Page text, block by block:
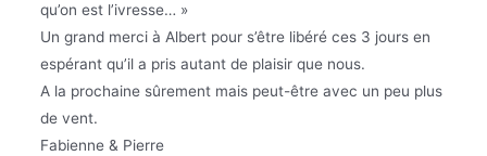
qu’on est l’ivresse… »
Un grand merci à Albert pour s’être libéré ces 3 jours en
espérant qu’il a pris autant de plaisir que nous.
A la prochaine sûrement mais peut-être avec un peu plus
de vent.
Fabienne & Pierre